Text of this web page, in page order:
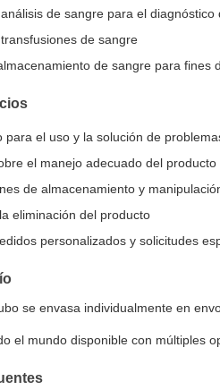
de sangre para el
de sangre
de sangre para fines
para el uso y la solución de
el manejo adecuado del producto
de almacenamiento y
eliminación del producto
personalizados y solicitudes
se envasa individualmente en
el mundo disponible con múltiples